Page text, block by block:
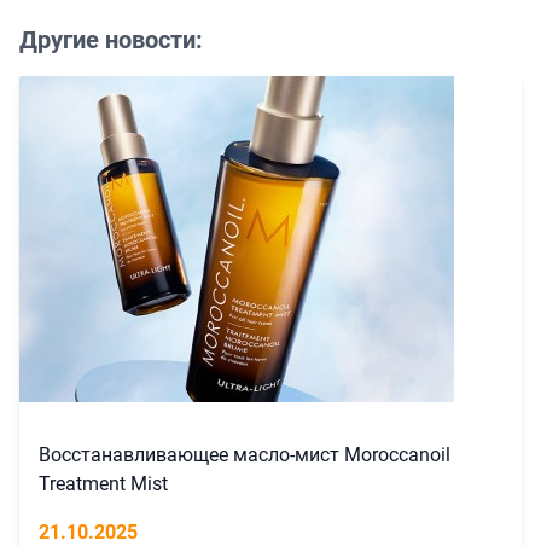
Другие новости:
Восстанавливающее масло-мист Moroccanoil
Treatment Mist
21.10.2025